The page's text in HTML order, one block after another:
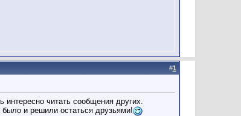
#1
читать сообщения других.
и решили остаться друзьями!